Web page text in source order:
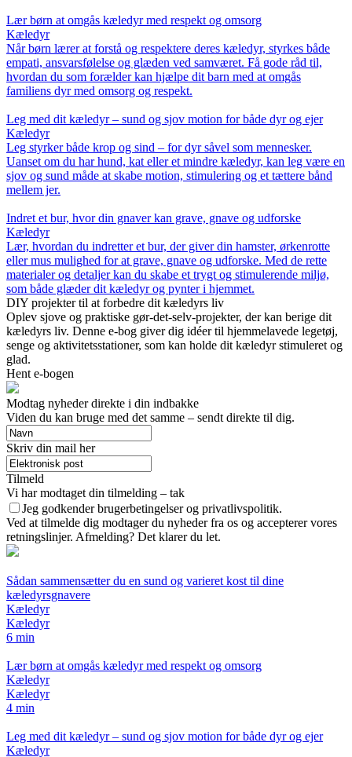
Lær børn at omgås kæledyr med respekt og omsorg
Kæledyr
Når børn lærer at forstå og respektere deres kæledyr, styrkes både
empati, ansvarsfølelse og glæden ved samværet. Få gode råd til,
hvordan du som forælder kan hjælpe dit barn med at omgås
familiens dyr med omsorg og respekt.
Leg med dit kæledyr – sund og sjov motion for både dyr og ejer
Kæledyr
Leg styrker både krop og sind – for dyr såvel som mennesker.
Uanset om du har hund, kat eller et mindre kæledyr, kan leg være en
sjov og sund måde at skabe motion, stimulering og et tættere bånd
mellem jer.
Indret et bur, hvor din gnaver kan grave, gnave og udforske
Kæledyr
Lær, hvordan du indretter et bur, der giver din hamster, ørkenrotte
eller mus mulighed for at grave, gnave og udforske. Med de rette
materialer og detaljer kan du skabe et trygt og stimulerende miljø,
som både glæder dit kæledyr og pynter i hjemmet.
DIY projekter til at forbedre dit kæledyrs liv
Oplev sjove og praktiske gør-det-selv-projekter, der kan berige dit
kæledyrs liv. Denne e-bog giver dig idéer til hjemmelavede legetøj,
senge og aktivitetsstationer, som kan holde dit kæledyr stimuleret og
glad.
Hent e-bogen
Modtag nyheder direkte i din indbakke
Viden du kan bruge med det samme – sendt direkte til dig.
Skriv din mail her
Tilmeld
Vi har modtaget din tilmelding – tak
Jeg godkender brugerbetingelser og privatlivspolitik.
Ved at tilmelde dig modtager du nyheder fra os og accepterer vores
retningslinjer. Afmelding? Det klarer du let.
Sådan sammensætter du en sund og varieret kost til dine
kæledyrsgnavere
Kæledyr
Kæledyr
6 min
Lær børn at omgås kæledyr med respekt og omsorg
Kæledyr
Kæledyr
4 min
Leg med dit kæledyr – sund og sjov motion for både dyr og ejer
Kæledyr